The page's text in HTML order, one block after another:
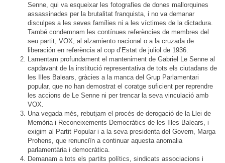
Senne, qui va esqueixar les fotografies de dones mallorquines
assassinades per la brutalitat franquista, i no va demanar
disculpes a les seves famílies ni a les víctimes de la dictadura.
També condemnam les contínues referències de membres del
seu partit, VOX, al alzamiento nacional o a la cruzada de
liberación en referència al cop d’Estat de juliol de 1936.
Lamentam profundament el manteniment de Gabriel Le Senne al
capdavant de la institució representativa de tots els ciutadans de
les Illes Balears, gràcies a la manca del Grup Parlamentari
popular, que no han demostrat el coratge suficient per reprendre
les accions de Le Senne ni per trencar la seva vinculació amb
VOX.
Una vegada més, rebutjam el procés de derogació de la Llei de
Memòria i Reconeixements Democràtics de les Illes Balears, i
exigim al Partit Popular i a la seva presidenta del Govern, Marga
Prohens, que renunciïn a continuar aquesta anomalia
parlamentària i democràtica.
Demanam a tots els partits polítics, sindicats associacions i